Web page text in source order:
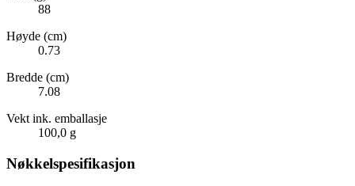
88
Høyde (cm)
0.73
Bredde (cm)
7.08
Vekt ink. emballasje
100,0 g
Nøkkelspesifikasjon